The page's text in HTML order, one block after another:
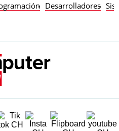
Desarrolladores